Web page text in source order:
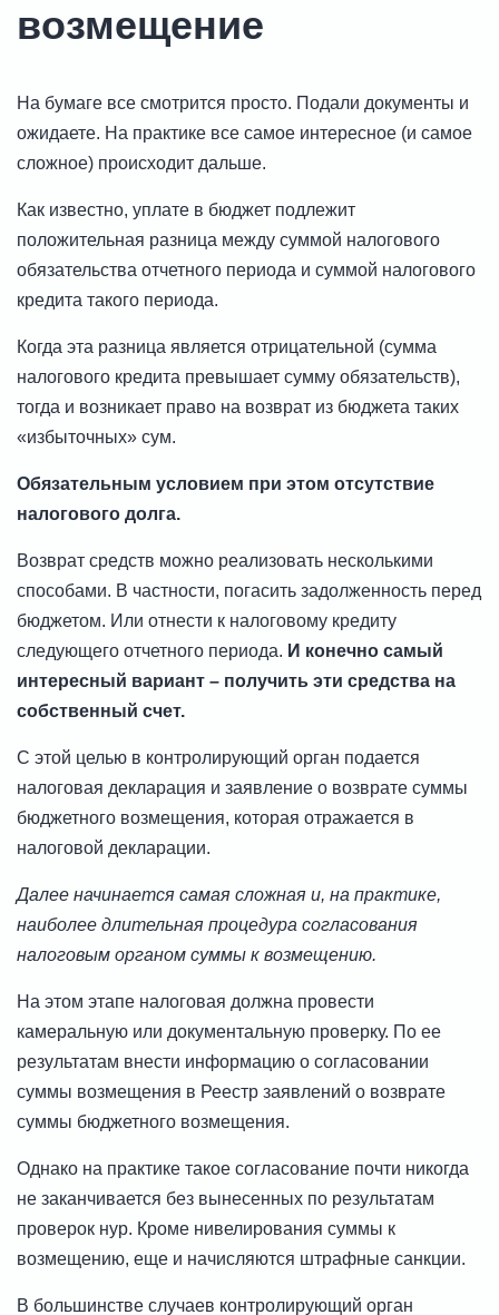
возмещение
На бумаге все смотрится просто. Подали документы и
ожидаете. На практике все самое интересное (и самое
сложное) происходит дальше.
Как известно, уплате в бюджет подлежит
положительная разница между суммой налогового
обязательства отчетного периода и суммой налогового
кредита такого периода.
Когда эта разница является отрицательной (сумма
налогового кредита превышает сумму обязательств),
тогда и возникает право на возврат из бюджета таких
«избыточных» сум.
Обязательным условием при этом отсутствие
налогового долга.
Возврат средств можно реализовать несколькими
способами. В частности, погасить задолженность перед
бюджетом. Или отнести к налоговому кредиту
следующего отчетного периода. И конечно самый
интересный вариант – получить эти средства на
собственный счет.
С этой целью в контролирующий орган подается
налоговая декларация и заявление о возврате суммы
бюджетного возмещения, которая отражается в
налоговой декларации.
Далее начинается самая сложная и, на практике,
наиболее длительная процедура согласования
налоговым органом суммы к возмещению.
На этом этапе налоговая должна провести
камеральную или документальную проверку. По ее
результатам внести информацию о согласовании
суммы возмещения в Реестр заявлений о возврате
суммы бюджетного возмещения.
Однако на практике такое согласование почти никогда
не заканчивается без вынесенных по результатам
проверок нур. Кроме нивелирования суммы к
возмещению, еще и начисляются штрафные санкции.
В большинстве случаев контролирующий орган